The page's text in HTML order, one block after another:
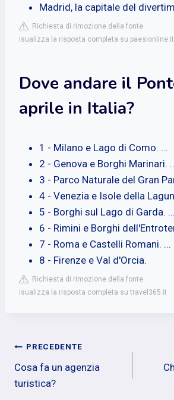
Madrid, la capitale del
Richiesta di rimozione della fonte
isualizza la risposta completa su paesionline.it
Dove andare il
aprile in Italia?
1 - Milano e Lago di Como. ...
2 - Genova e Borghi Marinari.
3 - Parco Naturale del Gran
4 - Venezia e Isole della
5 - Borghi sul Lago di Garda. ...
6 - Rimini e Borghi
7 - Roma e Castelli Romani. ...
8 - Firenze e Val d'Orcia.
Richiesta di rimozione della fonte
isualizza la risposta completa su travel365.it
Navigazione
articoli
PRECEDENTE
Cosa fa un agenzia
turistica?